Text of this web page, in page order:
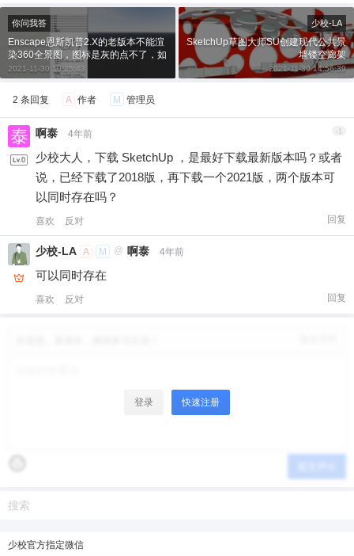
给少校-LA打赏
2 5 元 10 元
20 元
微信支付
付费内容
¥
微信支付
你问我答
Enscape恩斯凯普2.X的老版本不能渲
染360全景图，图标是灰的点不了，如
何解决？
2021-11-30 10:25:43
少校-LA
SketchUp草图大师SU创建现代公共景
墙镂空廊架
2021-11-30 14:56:39
2 条回复 A 作者 M 管理员
啊泰 4年前 -1
少校大人，下载 SketchUp ，是最好下载最新版本吗？或者
说，已经下载了2018版，再下载一个2021版，两个版本可
以同时存在吗？
喜欢 反对 回复
少校-LA A M @ 啊泰 4年前
可以同时存在
喜欢 反对 回复
登录 快速注册
少校官方指定微信
您没有权限发布内容，请购买会员或者提升权
限。
6位以上